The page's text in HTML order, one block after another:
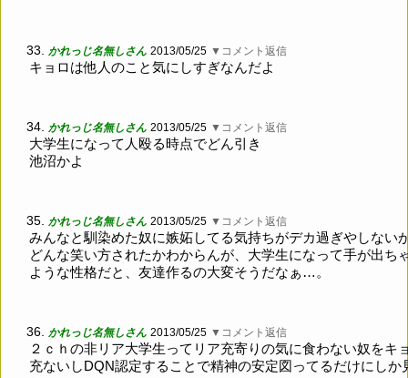
33. かれっじ名無しさん 2013/05/25 ▼コメント返信
キョロは他人のこと気にしすぎなんだよ
34. かれっじ名無しさん 2013/05/25 ▼コメント返信
大学生になって人殴る時点でどん引き
池沼かよ
35. かれっじ名無しさん 2013/05/25 ▼コメント返信
みんなと馴染めた奴に嫉妬してる気持ちがデカ過ぎやしない
どんな笑い方されたかわからんが、大学生になって手が出ち
ような性格だと、友達作るの大変そうだなぁ…。
36. かれっじ名無しさん 2013/05/25 ▼コメント返信
２ｃｈの非リア大学生ってリア充寄りの気に食わない奴をキ
充ないしDQN認定することで精神の安定図ってるだけにしか